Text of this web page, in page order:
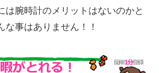
は腕時計のメリットはないのかと
な事はありません！！